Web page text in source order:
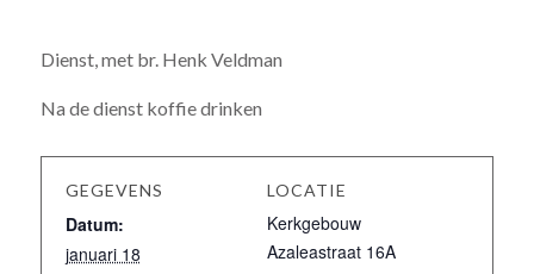
Dienst, met br. Henk Veldman
Na de dienst koffie drinken
GEGEVENS
Datum:
januari 18
LOCATIE
Kerkgebouw
Azaleastraat 16A